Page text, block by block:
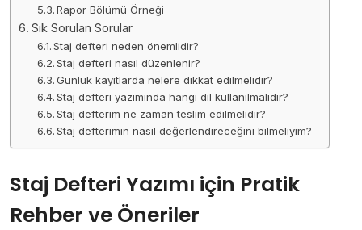
Rapor Bölümü Örneği
Sık Sorulan Sorular
Staj defteri neden önemlidir?
Staj defteri nasıl düzenlenir?
Günlük kayıtlarda nelere dikkat edilmelidir?
Staj defteri yazımında hangi dil kullanılmalıdır?
Staj defterim ne zaman teslim edilmelidir?
Staj defterimin nasıl değerlendireceğini bilmeliyim?
Staj Defteri Yazımı için Pratik
Rehber ve Öneriler